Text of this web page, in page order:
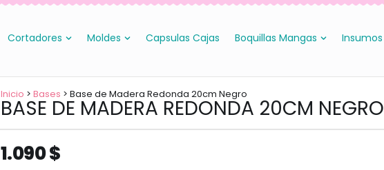
Cortadores Moldes Capsulas Cajas Boquillas Mangas Insumos
Inicio > Bases > Base de Madera Redonda 20cm Negro
BASE DE MADERA REDONDA 20CM NEGRO
1.090$